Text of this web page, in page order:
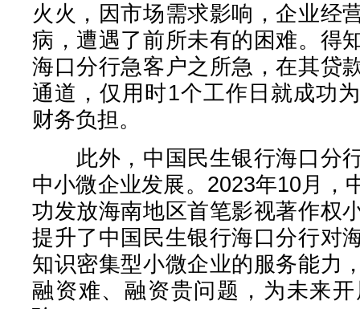
火火，因市场需求影响，企业经
病，遭遇了前所未有的困难。得
海口分行急客户之所急，在其贷
通道，仅用时1个工作日就成功
财务负担。
此外，中国民生银行海口分
中小微企业发展。2023年10月，
功发放海南地区首笔影视著作权
提升了中国民生银行海口分行对
知识密集型小微企业的服务能力
融资难、融资贵问题，为未来